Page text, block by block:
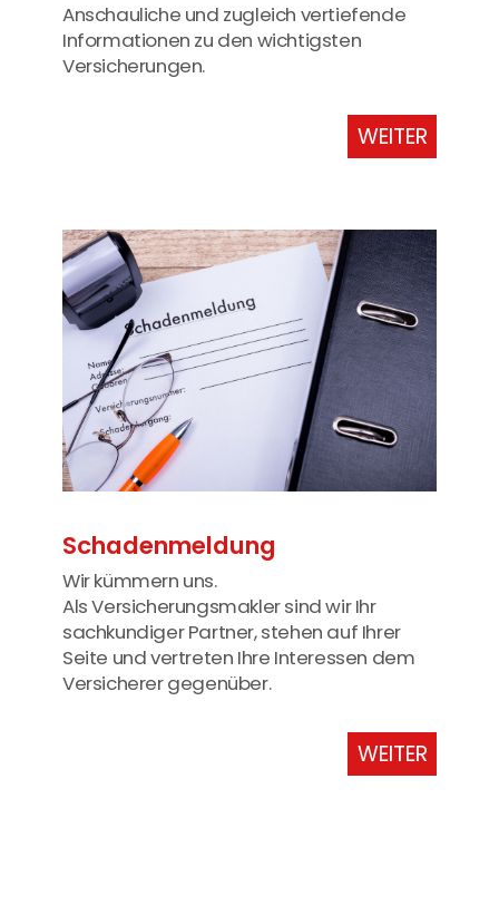
Anschauliche und zugleich vertiefende
Informationen zu den wichtigsten
Versicherungen.
WEITER
Schadenmeldung
Wir kümmern uns.
Als Versicherungsmakler sind wir Ihr
sachkundiger Partner, stehen auf Ihrer
Seite und vertreten Ihre Interessen dem
Versicherer gegenüber.
WEITER